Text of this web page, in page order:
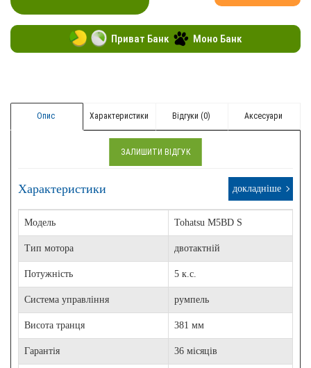
Приват Банк Моно Банк
ЗАЛИШИТИ ВІДГУК
Опис Характеристики Відгуки (0) Aксесуари
Характеристики докладніше
Модель Tohatsu M5BD S
Тип мотора двотактній
Потужність 5 к.с.
Система управління румпель
Висота транця 381 мм
Гарантія 36 місяців